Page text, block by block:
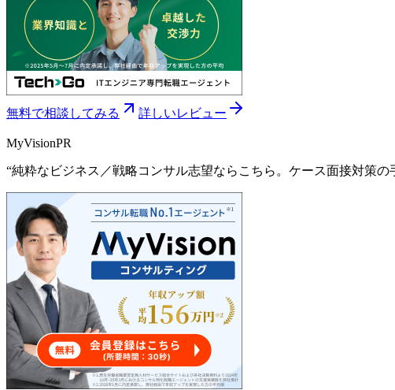
無料で相談してみる 詳しいレビュー
MyVisionPR
“純粋なビジネス／戦略コンサル志望ならこちら。ケース面接対策の